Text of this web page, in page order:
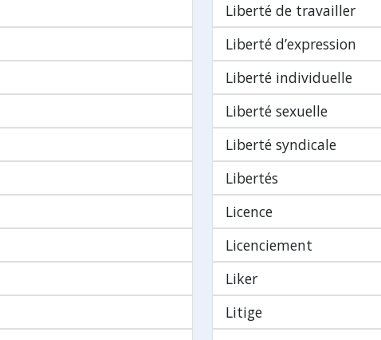
Liberté de travailler
Liberté d’expression
Liberté individuelle
Liberté sexuelle
Liberté syndicale
Libertés
Licence
Licenciement
Liker
Litige